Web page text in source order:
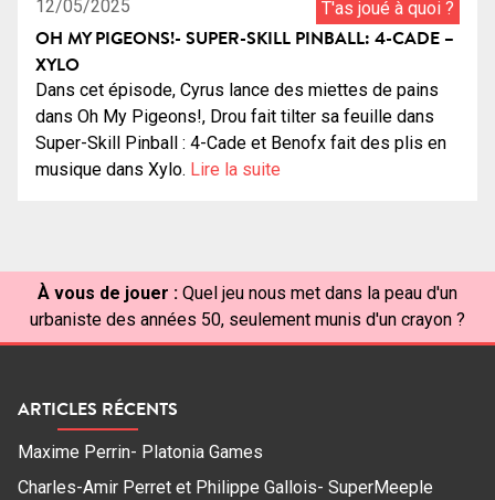
12/05/2025 T'as joué à quoi ?
OH MY PIGEONS!- SUPER-SKILL PINBALL: 4-CADE –
XYLO
Dans cet épisode, Cyrus lance des miettes de pains
dans Oh My Pigeons!, Drou fait tilter sa feuille dans
Super-Skill Pinball : 4-Cade et Benofx fait des plis en
musique dans Xylo. Lire la suite
À vous de jouer : Quel jeu nous met dans la peau d'un
urbaniste des années 50, seulement munis d'un crayon ?
ARTICLES RÉCENTS
Maxime Perrin- Platonia Games
Charles-Amir Perret et Philippe Gallois- SuperMeeple